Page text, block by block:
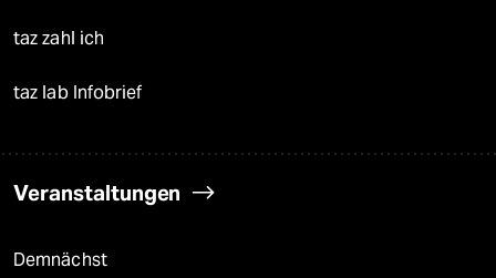
taz zahl ich
taz lab Infobrief
Veranstaltungen
Demnächst